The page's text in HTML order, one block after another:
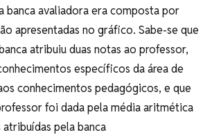
banca avaliadora era composta por
apresentadas no gráfico. Sabe-se que
atribuiu duas notas ao professor,
específicos da área de
conhecimentos pedagógicos, e que
foi dada pela média aritmética
pela banca